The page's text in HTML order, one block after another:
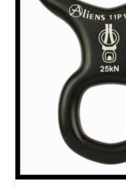
AUSFÜHRUNG WÄHLEN